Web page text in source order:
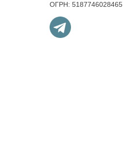
ОГРН: 5187746028465